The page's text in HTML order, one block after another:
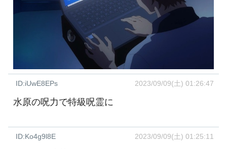
ID:iUwE8EPs 2023/09/09(土) 01:26:47
水原の呪力で特級呪霊に
ID:Ko4g9l8E 2023/09/09(土) 01:25:11